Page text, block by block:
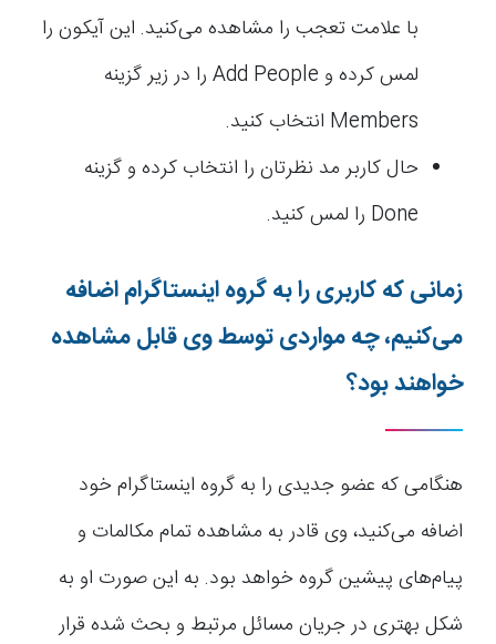
با علامت تعجب را مشاهده می‌کنید. این آیکون را
لمس کرده و Add People را در زیر گزینه
Members انتخاب کنید.
حال کاربر مد نظرتان را انتخاب کرده و گزینه
Done را لمس کنید.
زمانی که کاربری را به گروه اینستاگرام اضافه
می‌کنیم، چه مواردی توسط وی قابل مشاهده
خواهند بود؟
هنگامی که عضو جدیدی را به گروه اینستاگرام خود
اضافه می‌کنید، وی قادر به مشاهده تمام مکالمات و
پیام‌های پیشین گروه خواهد بود. به این صورت او به
شکل بهتری در جریان مسائل مرتبط و بحث شده قرار